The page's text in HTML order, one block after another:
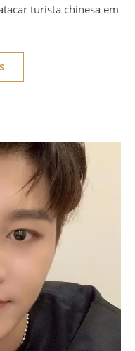
turista chinesa em